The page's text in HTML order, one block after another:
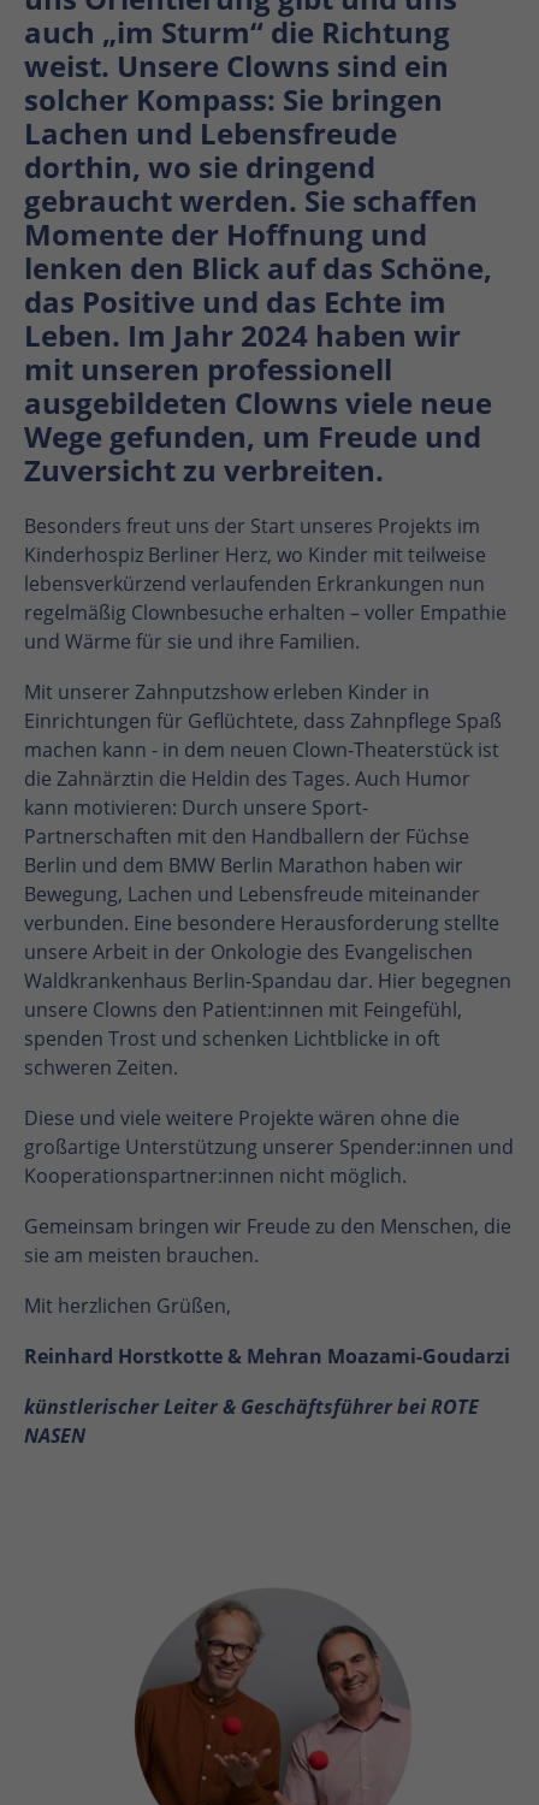
auch „im Sturm“ die Richtung
weist. Unsere Clowns sind ein
solcher Kompass: Sie bringen
Lachen und Lebensfreude
dorthin, wo sie dringend
gebraucht werden. Sie schaffen
Momente der Hoffnung und
lenken den Blick auf das Schöne,
das Positive und das Echte im
Leben. Im Jahr 2024 haben wir
mit unseren professionell
ausgebildeten Clowns viele neue
Wege gefunden, um Freude und
Zuversicht zu verbreiten.
Besonders freut uns der Start unseres Projekts im
Kinderhospiz Berliner Herz, wo Kinder mit teilweise
lebensverkürzend verlaufenden Erkrankungen nun
regelmäßig Clownbesuche erhalten – voller Empathie
und Wärme für sie und ihre Familien.
Mit unserer Zahnputzshow erleben Kinder in
Einrichtungen für Geflüchtete, dass Zahnpflege Spaß
machen kann - in dem neuen Clown-Theaterstück ist
die Zahnärztin die Heldin des Tages. Auch Humor
kann motivieren: Durch unsere Sport-
Partnerschaften mit den Handballern der Füchse
Berlin und dem BMW Berlin Marathon haben wir
Bewegung, Lachen und Lebensfreude miteinander
verbunden. Eine besondere Herausforderung stellte
unsere Arbeit in der Onkologie des Evangelischen
Waldkrankenhaus Berlin-Spandau dar. Hier begegnen
unsere Clowns den Patient:innen mit Feingefühl,
spenden Trost und schenken Lichtblicke in oft
schweren Zeiten.
Diese und viele weitere Projekte wären ohne die
großartige Unterstützung unserer Spender:innen und
Kooperationspartner:innen nicht möglich.
Gemeinsam bringen wir Freude zu den Menschen, die
sie am meisten brauchen.
Mit herzlichen Grüßen,
Reinhard Horstkotte & Mehran Moazami-Goudarzi
künstlerischer Leiter & Geschäftsführer bei ROTE
NASEN